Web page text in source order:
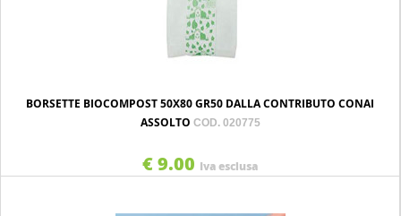
BORSETTE BIOCOMPOST 50X80 GR50 DALLA CONTRIBUTO CONAI
ASSOLTO COD. 020775
€ 9.00 Iva esclusa